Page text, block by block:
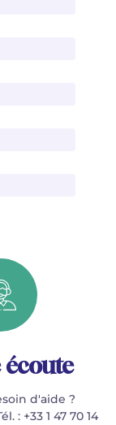
d'aide ?
: +33 1 47 70 14